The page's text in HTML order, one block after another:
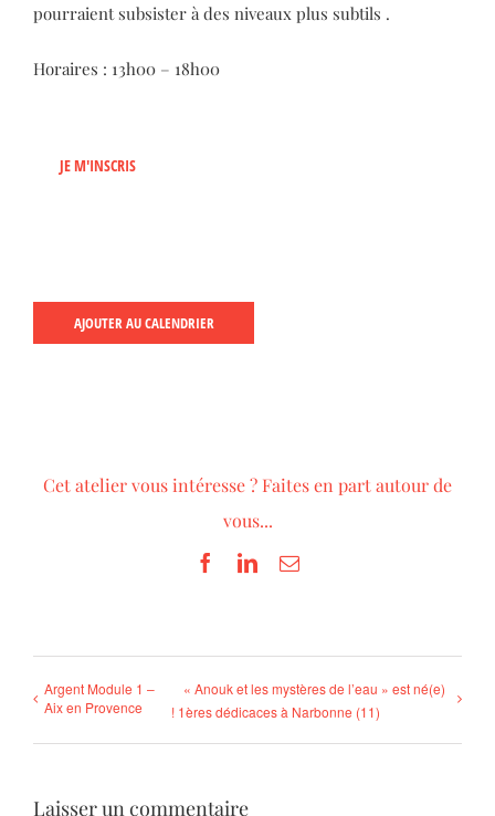
pourraient subsister à des niveaux plus subtils .
Horaires : 13h00 – 18h00
JE M'INSCRIS
AJOUTER AU CALENDRIER
Cet atelier vous intéresse ? Faites en part autour de
vous...
Facebook
LinkedInEmail
Argent Module 1 –
Aix en Provence
« Anouk et les mystères de l’eau » est né(e)
! 1ères dédicaces à Narbonne (11)
Laisser un commentaire